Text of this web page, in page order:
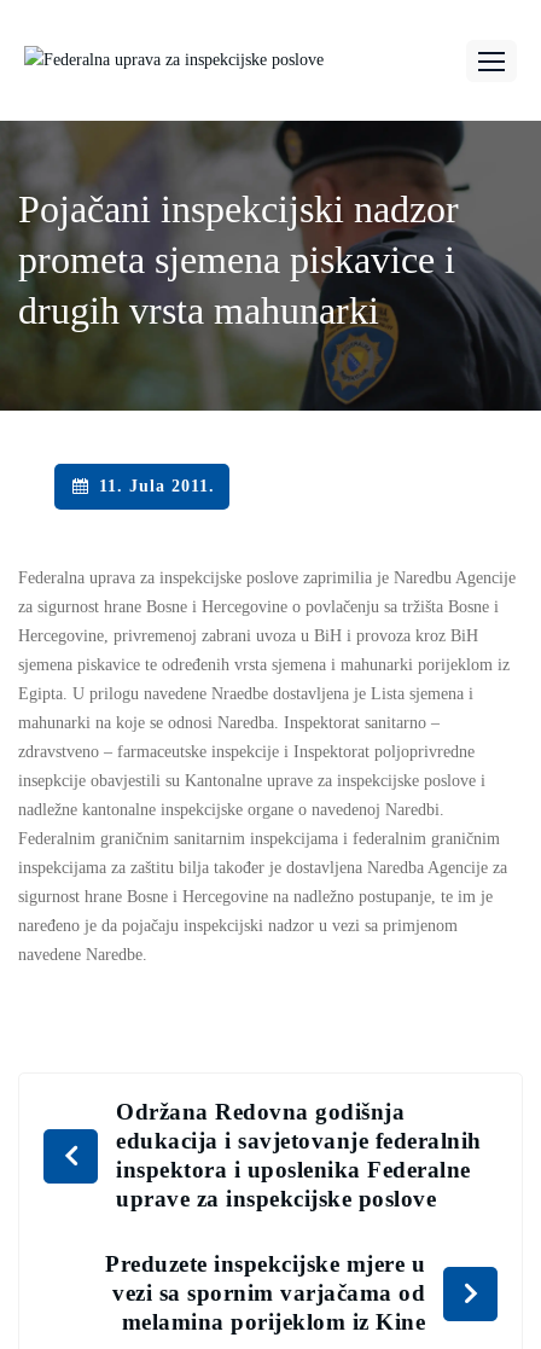
Pojačani inspekcijski nadzor
prometa sjemena piskavice i
drugih vrsta mahunarki
11. Jula 2011.
Federalna uprava za inspekcijske poslove zaprimilia je Naredbu Agencije
za sigurnost hrane Bosne i Hercegovine o povlačenju sa tržišta Bosne i
Hercegovine, privremenoj zabrani uvoza u BiH i provoza kroz BiH
sjemena piskavice te određenih vrsta sjemena i mahunarki porijeklom iz
Egipta. U prilogu navedene Nraedbe dostavljena je Lista sjemena i
mahunarki na koje se odnosi Naredba. Inspektorat sanitarno –
zdravstveno – farmaceutske inspekcije i Inspektorat poljoprivredne
insepkcije obavjestili su Kantonalne uprave za inspekcijske poslove i
nadležne kantonalne inspekcijske organe o navedenoj Naredbi.
Federalnim graničnim sanitarnim inspekcijama i federalnim graničnim
inspekcijama za zaštitu bilja također je dostavljena Naredba Agencije za
sigurnost hrane Bosne i Hercegovine na nadležno postupanje, te im je
naređeno je da pojačaju inspekcijski nadzor u vezi sa primjenom
navedene Naredbe.
Održana Redovna godišnja
edukacija i savjetovanje federalnih
inspektora i uposlenika Federalne
uprave za inspekcijske poslove
Preduzete inspekcijske mjere u
vezi sa spornim varjačama od
melamina porijeklom iz Kine